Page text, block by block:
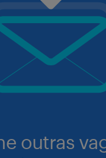
outras